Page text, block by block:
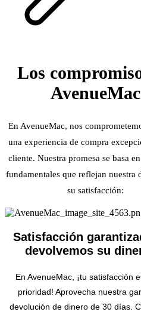
Los
AvenueMac
En AvenueMac, nos
una experiencia de compra
cliente. Nuestra promesa se basa
fundamentales que reflejan nuestra
su satisfacción:
Satisfacción
devolvemos su
En AvenueMac, ¡tu satisfacción
prioridad! Aprovecha nuestra
devolución de dinero de 30 días.